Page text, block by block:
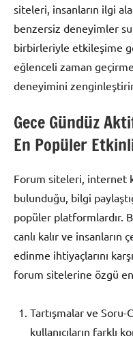
siteleri, insanların ilgi
benzersiz deneyimler
birbirleriyle etkileşime
eğlenceli zaman
deneyimini
Gece Gündüz
En Popüler
Forum siteleri, internet
bulunduğu, bilgi
popüler platformlardır.
canlı kalır ve insanların
edinme ihtiyaçlarını
forum sitelerine özgü
Tartışmalar ve
kullanıcıların farklı